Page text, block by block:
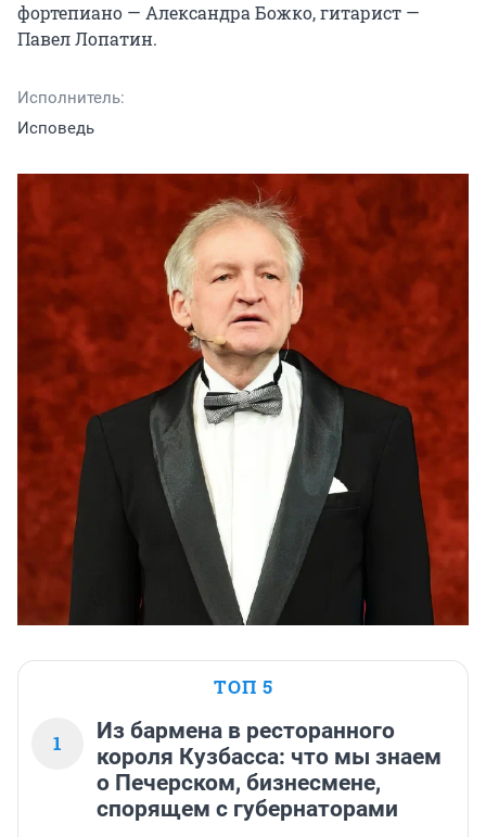
фортепиано — Александра Божко, гитарист —
Павел Лопатин.
Исполнитель:
Исповедь
ТОП 5
1
Из бармена в ресторанного
короля Кузбасса: что мы знаем
о Печерском, бизнесмене,
спорящем с губернаторами